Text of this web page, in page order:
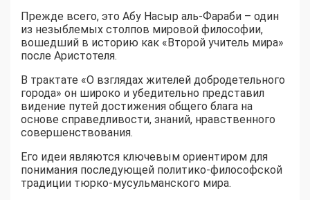
Прежде всего, это Абу Насыр аль-Фараби – один
из незыблемых столпов мировой философии,
вошедший в историю как «Второй учитель мира»
после Аристотеля.
В трактате «О взглядах жителей добродетельного
города» он широко и убедительно представил
видение путей достижения общего блага на
основе справедливости, знаний, нравственного
совершенствования.
Его идеи являются ключевым ориентиром для
понимания последующей политико-философской
традиции тюрко-мусульманского мира.